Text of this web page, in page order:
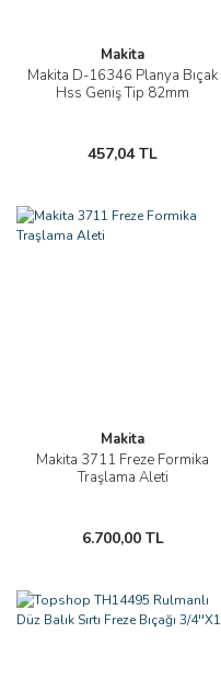
Makita
Makita D-16346 Planya Bıçak
Hss Geniş Tip 82mm
457,04 TL
Makita
Makita 3711 Freze Formika
Traşlama Aleti
6.700,00 TL